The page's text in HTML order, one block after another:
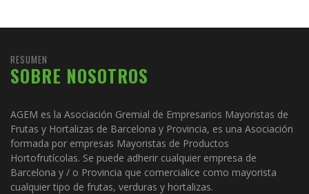
RESUMEN
SOBRE NOSOTROS
AGEM es la Asociación Gremial de Empresarios Mayoristas de
Frutas y Hortalizas de Barcelona y Provincia, es una Asociación
formada por empresas Mayoristas de Productos
Hortofrutícolas. Se puede adherir cualquier empresa de
Barcelona y / o Provincia que comercialice como mayorista
cualquier tipo de frutas, verduras y hortalizas.